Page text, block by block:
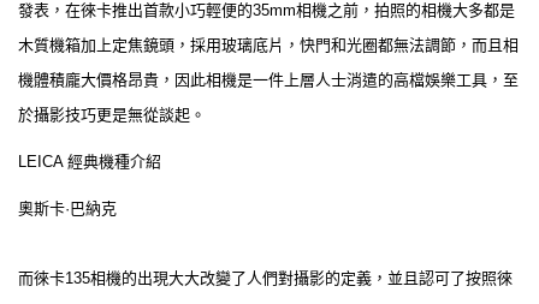
發表，在徠卡推出首款小巧輕便的35mm相機之前，拍照的相機大多都是
木質機箱加上定焦鏡頭，採用玻璃底片，快門和光圈都無法調節，而且相
機體積龐大價格昂貴，因此相機是一件上層人士消遣的高檔娛樂工具，至
於攝影技巧更是無從談起。
LEICA 經典機種介紹
奧斯卡·巴納克
而徠卡135相機的出現大大改變了人們對攝影的定義，並且認可了按照徠